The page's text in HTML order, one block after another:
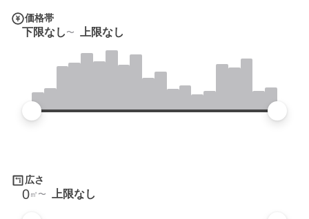
価格帯
下限なし 上限なし
広さ
0㎡ 上限なし